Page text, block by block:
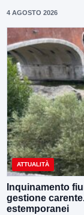
4 AGOSTO 2026
ATTUALITÀ
Inquinamento
gestione
estemporanei